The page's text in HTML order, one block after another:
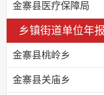
金寨县医疗保障局
乡镇街道单位年报
金寨县桃岭乡
金寨县关庙乡